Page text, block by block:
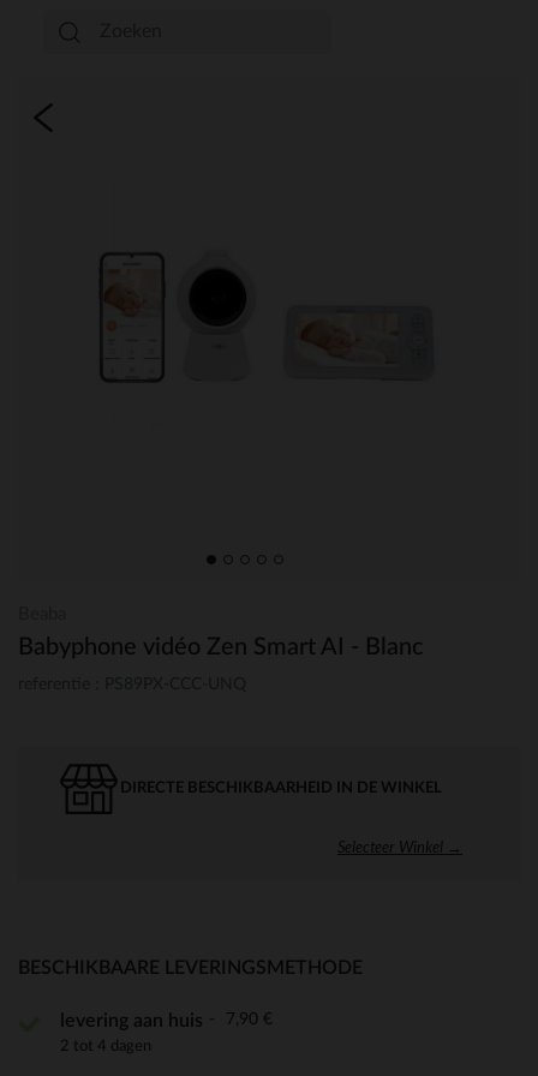
Babyphone vidéo Zen Smart AI - Blanc
DIRECTE BESCHIKBAARHEID IN DE WINKEL
Selecteer Winkel →
BESCHIKBAARE LEVERINGSMETHODE
levering aan huis 7,90 €
2 tot 4 dagen